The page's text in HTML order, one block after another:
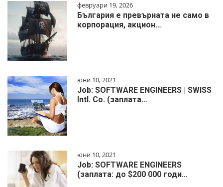
февруари 19, 2026
България е превърната не само в
корпорация, акцион…
юни 10, 2021
Job: SOFTWARE ENGINEERS | SWISS
Intl. Co. (заплата…
юни 10, 2021
Job: SOFTWARE ENGINEERS
(заплата: до $200 000 годи…